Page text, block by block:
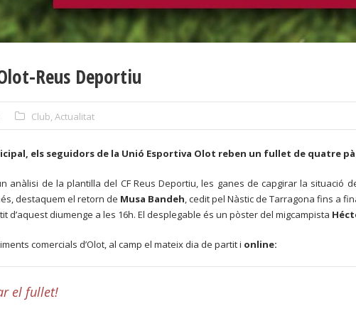
Reus Deportiu
Club Actualitat
els seguidors de la Unió Esportiva Olot reben un fullet de quatre
anàlisi de la plantilla del CF Reus Deportiu, les ganes de capgirar la
destaquem el retorn de Musa Bandeh , cedit pel Nàstic de Tarragona fins a
d’aquest diumenge a les 16h. El desplegable és un pòster del migcampista
comercials d’Olot, al camp el mateix dia de partit i online:
el fullet!